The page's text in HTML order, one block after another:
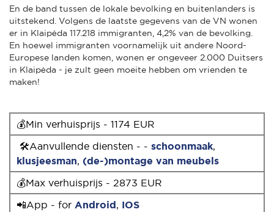
En de band tussen de lokale bevolking en buitenlanders is
uitstekend. Volgens de laatste gegevens van de VN wonen
er in Klaipėda 117.218 immigranten, 4,2% van de bevolking.
En hoewel immigranten voornamelijk uit andere Noord-
Europese landen komen, wonen er ongeveer 2.000 Duitsers
in Klaipėda - je zult geen moeite hebben om vrienden te
maken!
💰Min verhuisprijs - 1174 EUR
🛠Aanvullende diensten - - schoonmaak,
klusjeesman, (de-)montage van meubels
💰Max verhuisprijs - 2873 EUR
📲App - for Android, IOS